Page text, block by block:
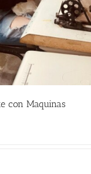
con Maquinas